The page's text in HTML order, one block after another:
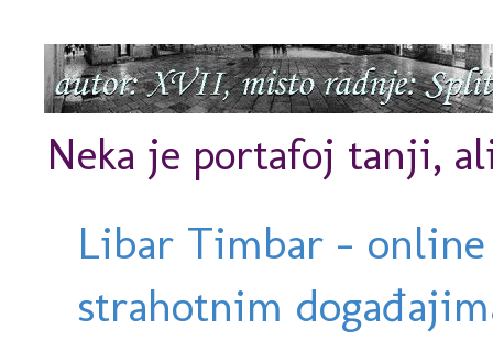
Neka je portafoj tanji,
Libar Timbar -
strahotnim